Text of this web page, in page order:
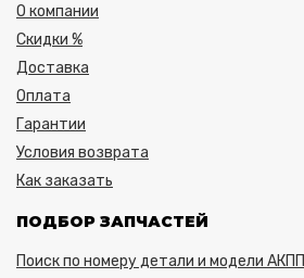
О компании
Скидки %
Доставка
Оплата
Гарантии
Условия возврата
Как заказать
ПОДБОР ЗАПЧАСТЕЙ
Поиск по номеру детали и модели АКПП